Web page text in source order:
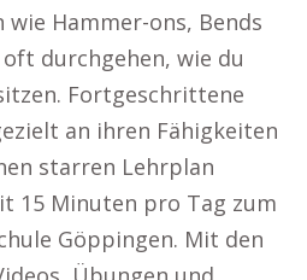
Hammer-ons, Bends
durchgehen, wie du
Fortgeschrittene
an ihren Fähigkeiten
starren Lehrplan
15 Minuten pro Tag zum
Göppingen. Mit den